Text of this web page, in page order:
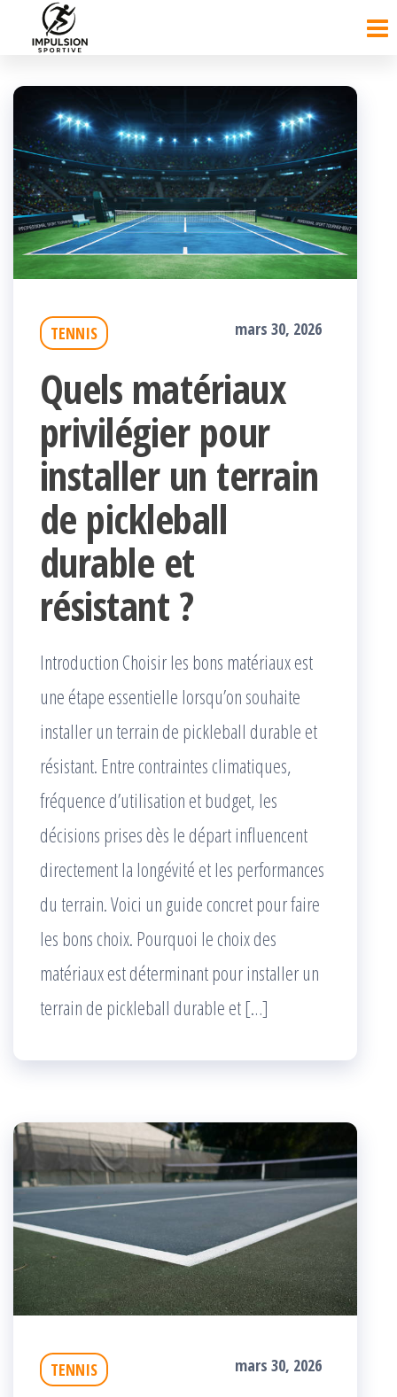
contenu
TENNIS mars 30, 2026
Quels matériaux
privilégier pour
installer un terrain
de pickleball
durable et
résistant ?
Introduction Choisir les bons matériaux est
une étape essentielle lorsqu’on souhaite
installer un terrain de pickleball durable et
résistant. Entre contraintes climatiques,
fréquence d’utilisation et budget, les
décisions prises dès le départ influencent
directement la longévité et les performances
du terrain. Voici un guide concret pour faire
les bons choix. Pourquoi le choix des
matériaux est déterminant pour installer un
terrain de pickleball durable et […]
TENNIS mars 30, 2026